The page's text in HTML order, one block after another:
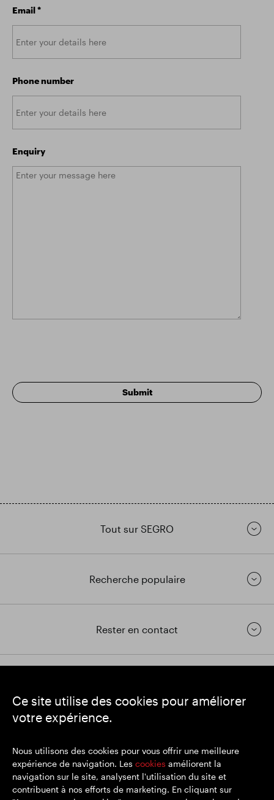
Ce site utilise des cookies pour améliorer
votre expérience.
Nous utilisons des cookies pour vous offrir une meilleure
expérience de navigation. Les cookies améliorent la
navigation sur le site, analysent l'utilisation du site et
contribuent à nos efforts de marketing. En cliquant sur
Email*
Phone number
Enquiry
Tout sur SEGRO
Recherche populaire
Rester en contact
SEGRO
Siège social : 1 New Burlington Place, Londres W1S 2HR
Lieu d'immatriculation : Angleterre et Pays de Galles
© SEGRO 2022